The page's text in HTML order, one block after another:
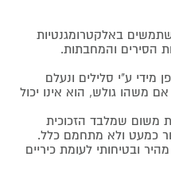
באלקטרומגנטיות
הסירים והמחבתות.
מידי ע"י סלילים ונעלם
משהו גולש, הוא אינו יכול
משום שמלבד הזכוכית
כמעט ולא מתחמם כלל.
ובטיחותי לעומת כיריים